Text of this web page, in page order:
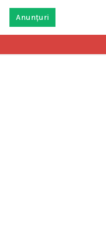
Anunțuri